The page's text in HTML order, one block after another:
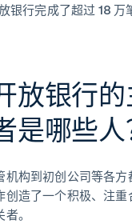
银行完成了超过 18 万
放银行
是哪些人
机构到初创公司等各
创造了一个积极、注重
。